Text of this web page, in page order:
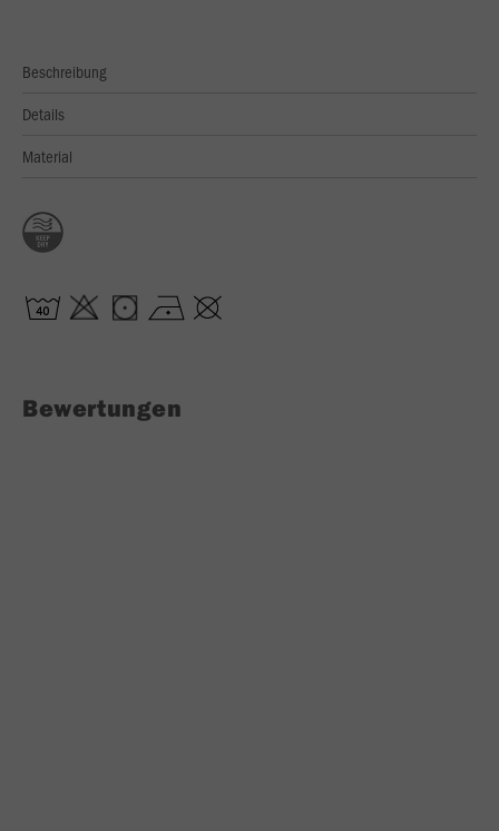
Beschreibung
Details
Material
Bewertungen